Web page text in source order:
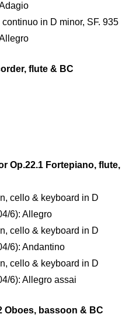
in D minor, SF. 935
flute & BC
Op.22.1 Fortepiano, flute,
cello & keyboard in D
6): Allegro
cello & keyboard in D
6): Andantino
cello & keyboard in D
6): Allegro assai
Oboes, bassoon & BC